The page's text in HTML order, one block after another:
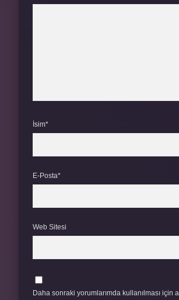
İsim*
E-Posta*
Web Sitesi
Daha sonraki yorumlarımda kullanılması için